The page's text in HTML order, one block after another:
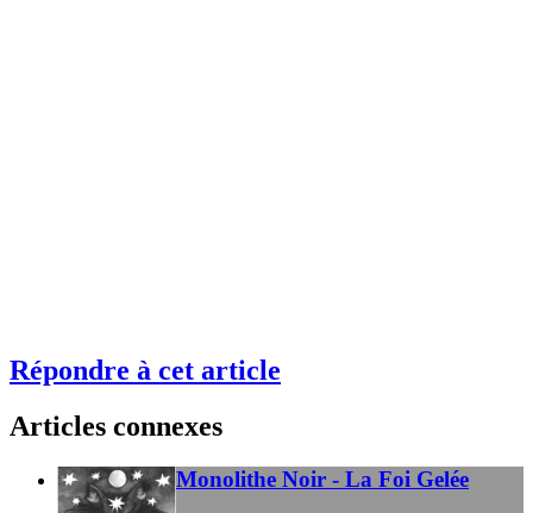
Répondre à cet article
Articles connexes
Monolithe Noir - La Foi Gelée